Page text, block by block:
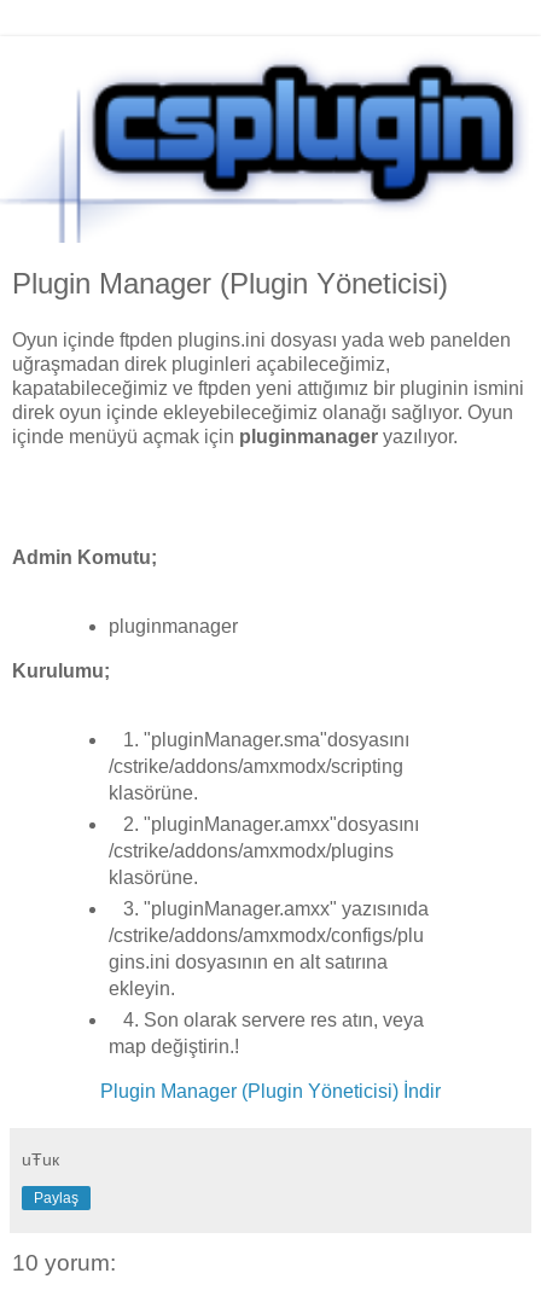
Plugin Manager (Plugin Yöneticisi)
Oyun içinde ftpden plugins.ini dosyası yada web panelden
uğraşmadan direk pluginleri açabileceğimiz,
kapatabileceğimiz ve ftpden yeni attığımız bir pluginin ismini
direk oyun içinde ekleyebileceğimiz olanağı sağlıyor. Oyun
içinde menüyü açmak için pluginmanager yazılıyor.
Admin Komutu;
pluginmanager
Kurulumu;
1. "pluginManager.sma"dosyasını
/cstrike/addons/amxmodx/scripting
klasörüne.
2. "pluginManager.amxx"dosyasını
/cstrike/addons/amxmodx/plugins
klasörüne.
3. "pluginManager.amxx" yazısınıda
/cstrike/addons/amxmodx/configs/plu
gins.ini dosyasının en alt satırına
ekleyin.
4. Son olarak servere res atın, veya
map değiştirin.!
Plugin Manager (Plugin Yöneticisi) İndir
uŦuк
Paylaş
10 yorum: